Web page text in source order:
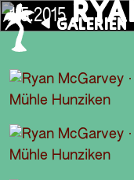
GALERIEN
1.5.2015